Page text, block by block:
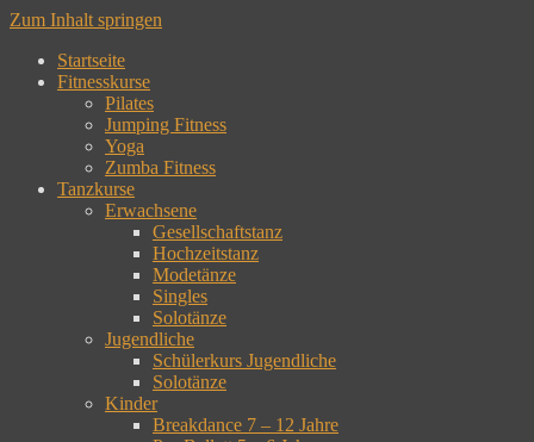
Zum Inhalt springen
Startseite
Fitnesskurse
Pilates
Jumping Fitness
Yoga
Zumba Fitness
Tanzkurse
Erwachsene
Gesellschaftstanz
Hochzeitstanz
Modetänze
Singles
Solotänze
Jugendliche
Schülerkurs Jugendliche
Solotänze
Kinder
Breakdance 7 – 12 Jahre